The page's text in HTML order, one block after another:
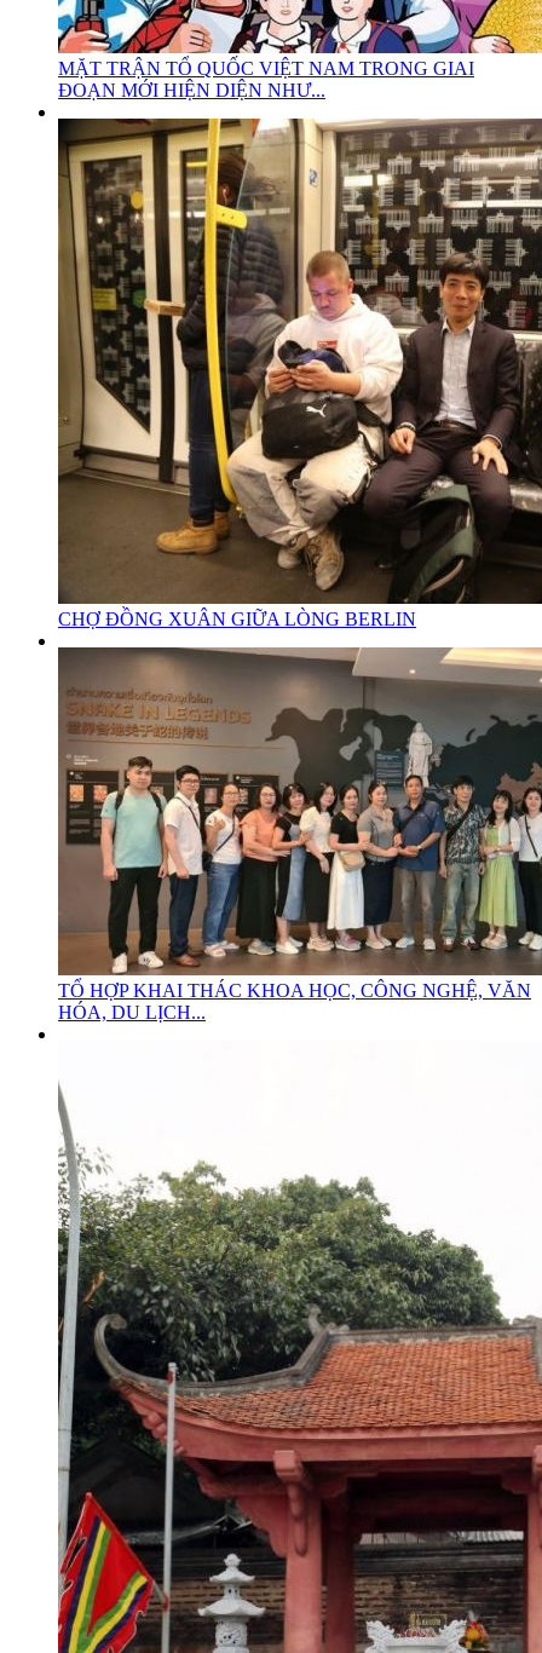
MẶT TRẬN TỔ QUỐC VIỆT NAM TRONG GIAI
ĐOẠN MỚI HIỆN DIỆN NHƯ...
CHỢ ĐỒNG XUÂN GIỮA LÒNG BERLIN
TỔ HỢP KHAI THÁC KHOA HỌC, CÔNG NGHỆ, VĂN
HÓA, DU LỊCH...